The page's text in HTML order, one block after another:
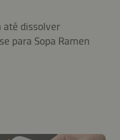
até dissolver
para Sopa Ramen